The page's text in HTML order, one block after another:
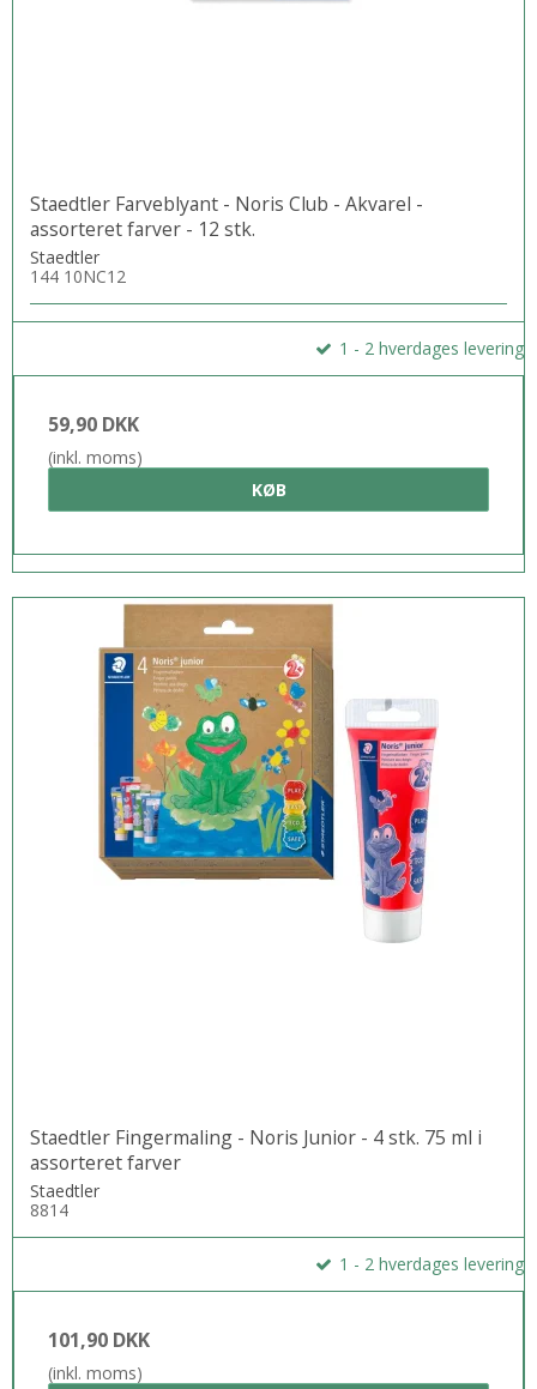
Staedtler Farveblyant - Noris Club - Akvarel -
assorteret farver - 12 stk.
Staedtler
144 10NC12
1 - 2 hverdages levering
59,90 DKK
(inkl. moms)
KØB
Staedtler Fingermaling - Noris Junior - 4 stk. 75 ml i
assorteret farver
Staedtler
8814
1 - 2 hverdages levering
101,90 DKK
(inkl. moms)